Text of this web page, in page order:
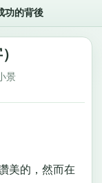
功的背後
景
美的，然而在